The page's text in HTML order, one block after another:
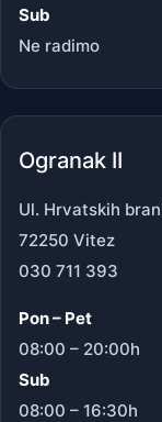
Sub
Ne radimo
Ogranak II
Ul. Hrvatskih
72250 Vitez
030 711 393
Pon – Pet
08:00 – 20:00h
Sub
08:00 – 16:30h